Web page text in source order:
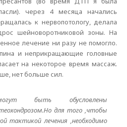
через 4 месяца начались
к нервопотологу, делала
шейноворотниковой зоны. На
лечение ни разу не помогло.
и неприкращающие головные
на некоторое время массаж.
нет больше сил.
быть обусловлены
для того ,чтобы
тактикой лечения ,необходимо